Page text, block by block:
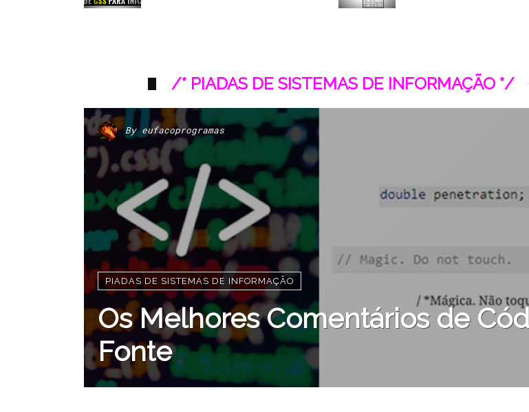
/* PIADAS DE SISTEMAS DE INFORMAÇÃO */
Byeufacoprogramas
PIADAS DE SISTEMAS DE INFORMAÇÃO
Os Melhores Comentários de
Fonte